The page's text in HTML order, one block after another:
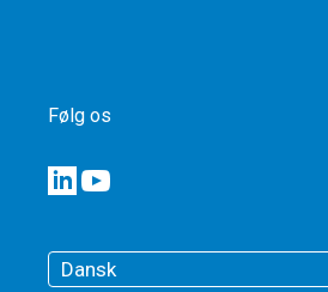
Følg os
Dansk